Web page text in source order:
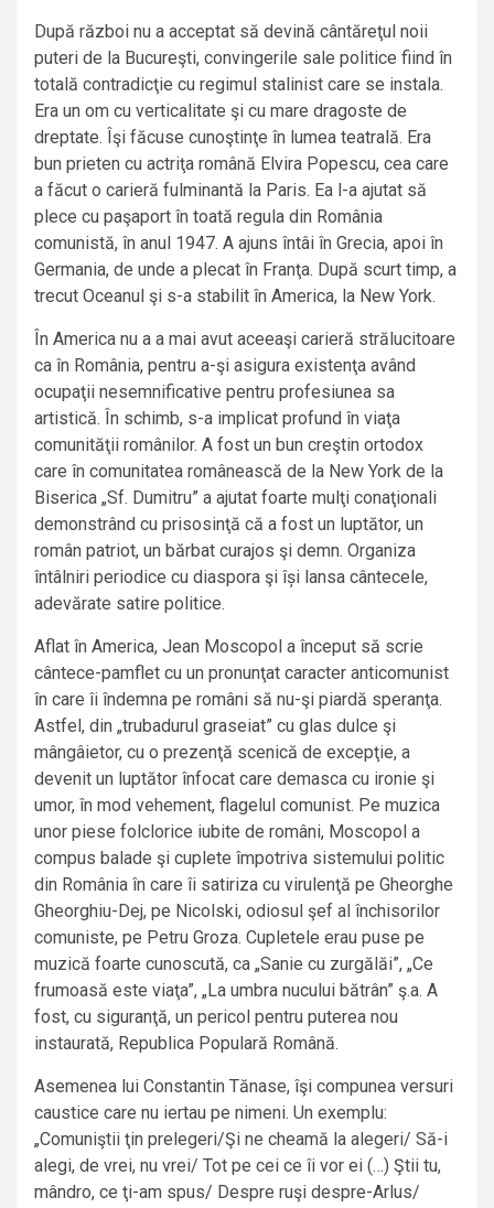
După război nu a acceptat să devină cântăreţul noii
puteri de la Bucureşti, convingerile sale politice fiind în
totală contradicţie cu regimul stalinist care se instala.
Era un om cu verticalitate şi cu mare dragoste de
dreptate. Îşi făcuse cunoştinţe în lumea teatrală. Era
bun prieten cu actriţa română Elvira Popescu, cea care
a făcut o carieră fulminantă la Paris. Ea l-a ajutat să
plece cu paşaport în toată regula din România
comunistă, în anul 1947. A ajuns întâi în Grecia, apoi în
Germania, de unde a plecat în Franţa. După scurt timp, a
trecut Oceanul şi s-a stabilit în America, la New York.
În America nu a a mai avut aceeaşi carieră strălucitoare
ca în România, pentru a-şi asigura existenţa având
ocupaţii nesemnificative pentru profesiunea sa
artistică. În schimb, s-a implicat profund în viaţa
comunităţii românilor. A fost un bun creştin ortodox
care în comunitatea românească de la New York de la
Biserica „Sf. Dumitru” a ajutat foarte mulţi conaţionali
demonstrând cu prisosinţă că a fost un luptător, un
român patriot, un bărbat curajos şi demn. Organiza
întâlniri periodice cu diaspora şi își lansa cântecele,
adevărate satire politice.
Aflat în America, Jean Moscopol a început să scrie
cântece-pamflet cu un pronunţat caracter anticomunist
în care îi îndemna pe români să nu-şi piardă speranţa.
Astfel, din „trubadurul graseiat” cu glas dulce şi
mângâietor, cu o prezenţă scenică de excepţie, a
devenit un luptător înfocat care demasca cu ironie şi
umor, în mod vehement, flagelul comunist. Pe muzica
unor piese folclorice iubite de români, Moscopol a
compus balade şi cuplete împotriva sistemului politic
din România în care îi satiriza cu virulenţă pe Gheorghe
Gheorghiu-Dej, pe Nicolski, odiosul şef al închisorilor
comuniste, pe Petru Groza. Cupletele erau puse pe
muzică foarte cunoscută, ca „Sanie cu zurgălăi”, „Ce
frumoasă este viaţa”, „La umbra nucului bătrân” ş.a. A
fost, cu siguranţă, un pericol pentru puterea nou
instaurată, Republica Populară Română.
Asemenea lui Constantin Tănase, îşi compunea versuri
caustice care nu iertau pe nimeni. Un exemplu:
„Comuniştii ţin prelegeri/Şi ne cheamă la alegeri/ Să-i
alegi, de vrei, nu vrei/ Tot pe cei ce îi vor ei (…) Ştii tu,
mândro, ce ţi-am spus/ Despre ruşi despre-Arlus/